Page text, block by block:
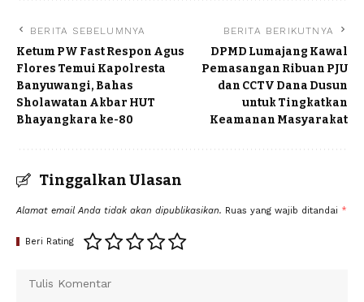
BERITA SEBELUMNYA
Ketum PW Fast Respon Agus
Flores Temui Kapolresta
Banyuwangi, Bahas
Sholawatan Akbar HUT
Bhayangkara ke-80
BERITA BERIKUTNYA
DPMD Lumajang Kawal
Pemasangan Ribuan PJU
dan CCTV Dana Dusun
untuk Tingkatkan
Keamanan Masyarakat
Tinggalkan Ulasan
Alamat email Anda tidak akan dipublikasikan. Ruas yang wajib ditandai *
Beri Rating